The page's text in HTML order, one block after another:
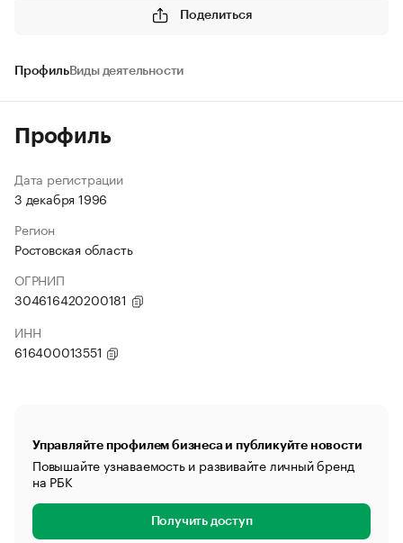
Поделиться
ПрофильВиды деятельности
Профиль
Дата регистрации
3 декабря 1996
Регион
Ростовская область
ОГРНИП
304616420200181
ИНН
616400013551
Управляйте профилем бизнеса и публикуйте новости
Повышайте узнаваемость и развивайте личный бренд
на РБК
Получить доступ